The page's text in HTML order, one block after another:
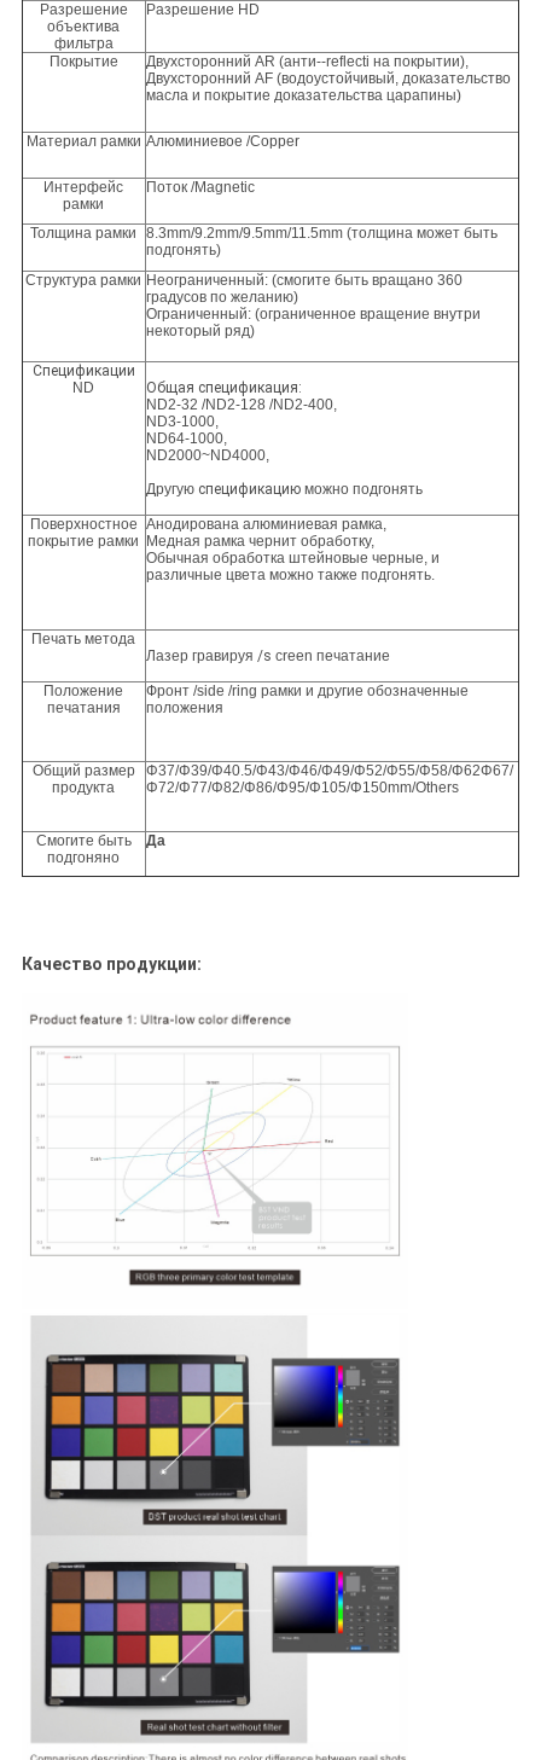
Разрешение
объектива
фильтра
Разрешение HD
Покрытие
Двухсторонний AR (анти--reflecti на покрытии),
Двухсторонний AF (водоустойчивый, доказательство
масла и покрытие доказательства царапины)
Материал рамки Алюминиевое /Copper
Интерфейс
рамки
Поток /Magnetic
Толщина рамки
8.3mm/9.2mm/9.5mm/11.5mm (толщина может быть
подгонять)
Структура рамки Неограниченный: (смогите быть вращано 360
градусов по желанию)
Ограниченный: (ограниченное вращение внутри
некоторый ряд)
Спецификации
ND
Общая спецификация:
ND2-32 /ND2-128 /ND2-400,
ND3-1000,
ND64-1000,
ND2000~ND4000,
Другуюспецификацию можно подгонять
Поверхностное
покрытие рамки
Анодирована алюминиевая рамка,
Медная рамка чернит обработку,
Обычная обработка штейновые черные, и
различные цвета можно также подгонять.
Печать метода
Лазер гравируя /s creen печатание
Положение
печатания
Фронт /side /ring рамки и другие обозначенные
положения
Общий размер
продукта
Φ37/Φ39/Φ40.5/Φ43/Φ46/Φ49/Φ52/Φ55/Φ58/Φ62Φ67/
Φ72/Φ77/Φ82/Φ86/Φ95/Φ105/Φ150mm/Others
Смогите быть
подгоняно
Да
Качество продукции: